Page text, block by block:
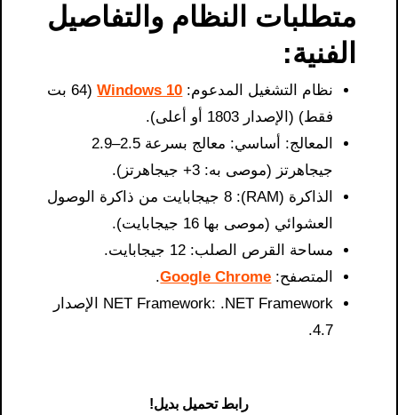
متطلبات النظام والتفاصيل
الفنية:
نظام التشغيل المدعوم: Windows 10
(64 بت
فقط) (الإصدار 1803 أو أعلى).
المعالج: أساسي: معالج بسرعة 2.5–2.9
جيجاهرتز (موصى به: 3+ جيجاهرتز).
الذاكرة (RAM): 8 جيجابايت من ذاكرة الوصول
العشوائي (موصى بها 16 جيجابايت).
مساحة القرص الصلب: 12 جيجابايت.
المتصفح: Google Chrome
.
NET Framework: .NET Framework الإصدار
4.7.
رابط تحميل بديل!